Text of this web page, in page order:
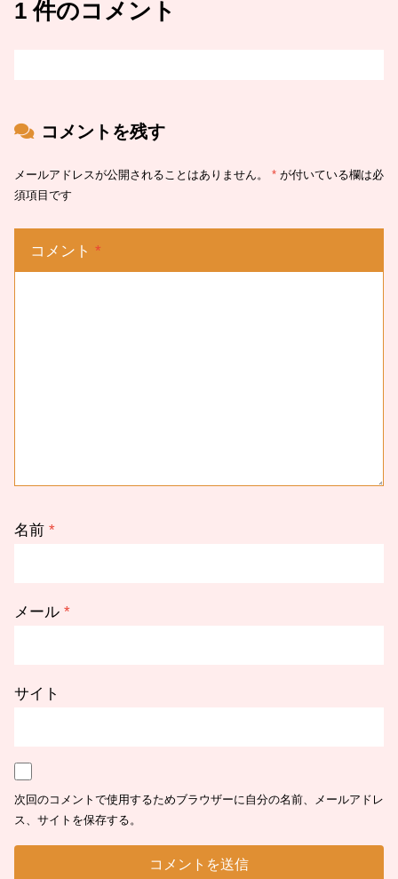
1 件のコメント
コメントを残す
メールアドレスが公開されることはありません。 * が付いている欄は必
須項目です
コメント *
名前 *
メール *
サイト
次回のコメントで使用するためブラウザーに自分の名前、メールアドレ
ス、サイトを保存する。